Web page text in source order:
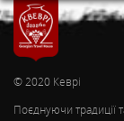
© 2020 Кеврі
Поєднуючи традиції